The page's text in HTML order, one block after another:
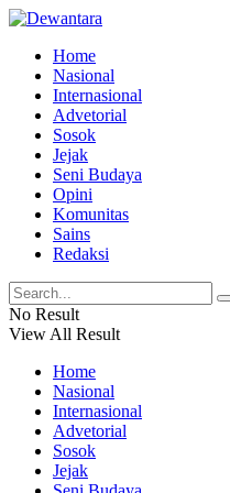
Home
Nasional
Internasional
Advetorial
Sosok
Jejak
Seni Budaya
Opini
Komunitas
Sains
Redaksi
No Result
View All Result
Home
Nasional
Internasional
Advetorial
Sosok
Jejak